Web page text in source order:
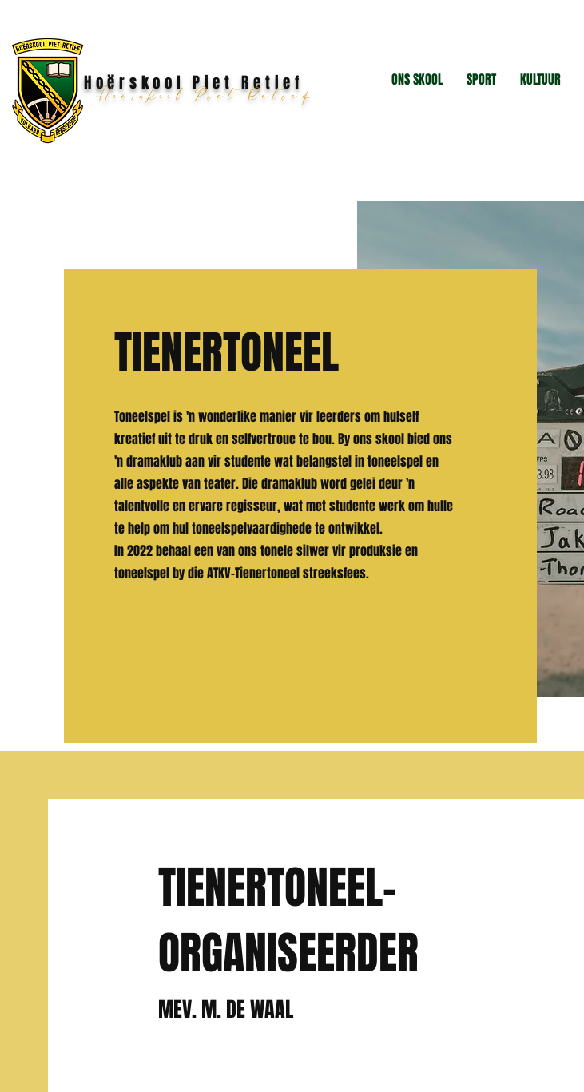
Hoërskool Piet Retief ONS SKOOL SPORT KULTUUR
Hoërskool Piet Retief
TIENERTONEEL
Toneelspel is 'n wonderlike manier vir leerders om hulself
kreatief uit te druk en selfvertroue te bou. By ons skool bied ons
'n dramaklub aan vir studente wat belangstel in toneelspel en
alle aspekte van teater. Die dramaklub word gelei deur 'n
talentvolle en ervare regisseur, wat met studente werk om hulle
te help om hul toneelspelvaardighede te ontwikkel.
In 2022 behaal een van ons tonele silwer vir produksie en
toneelspel by die ATKV-Tienertoneel streeksfees.
TIENERTONEEL-
ORGANISEERDER
MEV. M. DE WAAL